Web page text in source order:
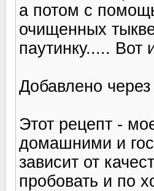
а потом с
очищенных
паутинку..... Вот
Добавлено
Этот рецепт -
домашними и
зависит от
пробовать и по